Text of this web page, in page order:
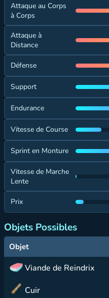
Attaque au Corps
à Corps
Attaque à
Distance
Défense
Support
Endurance
Vitesse de Course
Sprint en Monture
Vitesse de Marche
Lente
Prix
Objets Possibles
Objet
Viande de Reindrix
Cuir